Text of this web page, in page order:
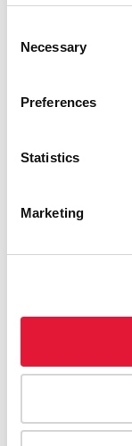
Selection
Necessary
Preferences
Statistics
Marketing
personnes
nouvelles
centrale. Leurs
La stratégie de
reproductifs des
les
cruciale
et de
L’inégalité
du VIH : parmi
trois quarts